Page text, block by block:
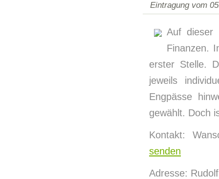
Eintragung vom
Auf dieser
Finanzen.
erster Stelle.
jeweils
Engpässe
gewählt. Doch
Kontakt:
senden
Adresse: